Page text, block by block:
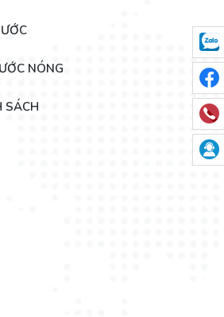
NÓNG
SÁCH